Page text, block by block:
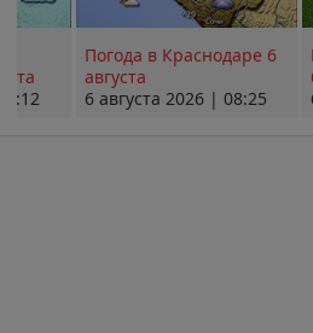
Погода в Краснодаре 6
августа
6 августа 2026 | 08:25